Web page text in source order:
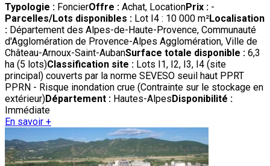
Typologie : FoncierOffre : Achat, LocationPrix : -
Parcelles/Lots disponibles : Lot I4 : 10 000 m²Localisation
: Département des Alpes-de-Haute-Provence, Communauté
d'Agglomération de Provence-Alpes Agglomération, Ville de
Château-Arnoux-Saint-AubanSurface totale disponible : 6,3
ha (5 lots)Classification site : Lots I1, I2, I3, I4 (site
principal) couverts par la norme SEVESO seuil haut PPRT
PPRN - Risque inondation crue (Contrainte sur le stockage en
extérieur)Département : Hautes-AlpesDisponibilité :
Immédiate
En savoir +